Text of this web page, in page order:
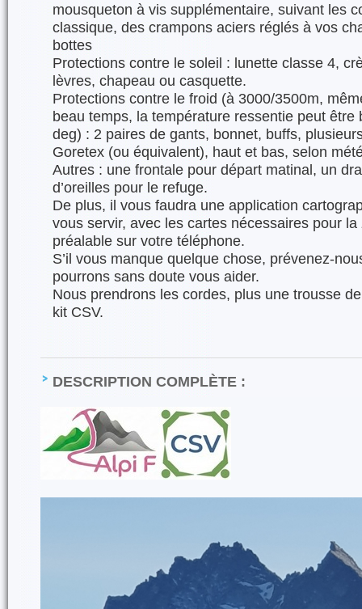
mousqueton à vis supplémentaire, suivant les
classique, des crampons aciers réglés à vos
bottes
Protections contre le soleil : lunette classe 4,
lèvres, chapeau ou casquette.
Protections contre le froid (à 3000/3500m,
beau temps, la température ressentie peut être
deg) : 2 paires de gants, bonnet, buffs,
Goretex (ou équivalent), haut et bas, selon
Autres : une frontale pour départ matinal, un
d’oreilles pour le refuge.
De plus, il vous faudra une application
vous servir, avec les cartes nécessaires pour
préalable sur votre téléphone.
S’il vous manque quelque chose, prévenez-
pourrons sans doute vous aider.
Nous prendrons les cordes, plus une trousse
kit CSV.
DESCRIPTION COMPLÈTE :